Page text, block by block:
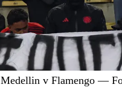
Medellin v Flamengo —